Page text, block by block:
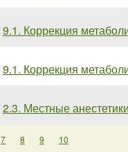
9.1. Коррекция
9.1. Коррекция
2.3. Местные
7 8 9 10